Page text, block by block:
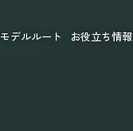
モデルルート お役立ち情報